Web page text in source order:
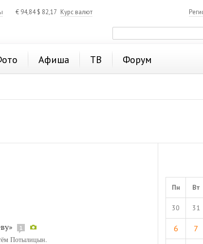
€ 94,84$ 82,17 Курс валют
Афиша ТВ Форум
1
Потылицын.
Пн Вт
30 31
6 7